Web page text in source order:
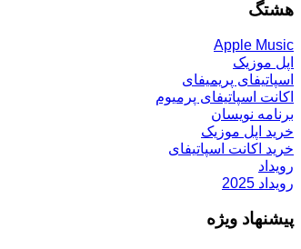
هشتگ
Apple Music
اپل موزیک
اسپاتیفای پریمیفای
اکانت اسپاتیفای پرمیوم
برنامه نویسان
خرید اپل موزیک
خرید اکانت اسپاتیفای
رویداد
رویداد 2025
پیشنهاد ویژه